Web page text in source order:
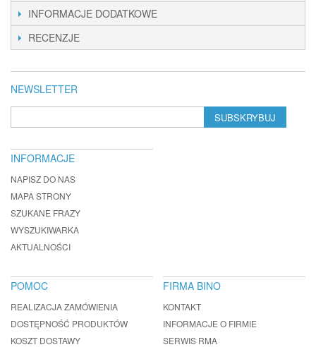
INFORMACJE DODATKOWE
RECENZJE
NEWSLETTER
SUBSKRYBUJ
INFORMACJE
NAPISZ DO NAS
MAPA STRONY
SZUKANE FRAZY
WYSZUKIWARKA
AKTUALNOŚCI
POMOC
REALIZACJA ZAMÓWIENIA
DOSTĘPNOŚĆ PRODUKTÓW
KOSZT DOSTAWY
FIRMA BINO
KONTAKT
INFORMACJE O FIRMIE
SERWIS RMA